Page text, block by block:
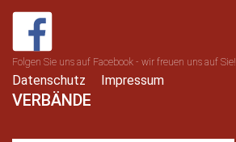
Folgen Sie uns auf Facebook - wir freuen uns auf Sie!
Datenschutz Impressum
VERBÄNDE